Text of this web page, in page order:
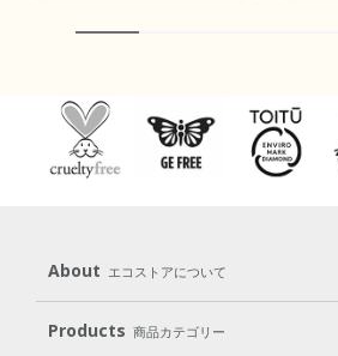
About エコストアについて
メッセージ ブランドストーリー
Products 商品カテゴリー